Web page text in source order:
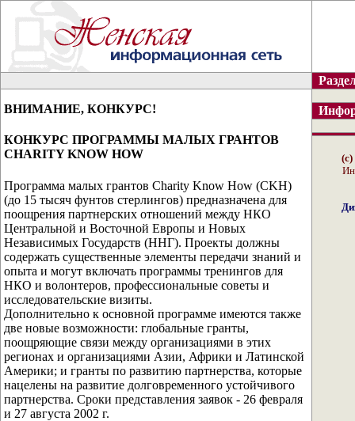
ВНИМАНИЕ, КОНКУРС!
КОНКУРС ПРОГРАММЫ МАЛЫХ ГРАНТОВ
CHARITY KNOW HOW
Программа малых грантов Charity Know How (CKH)
(до 15 тысяч фунтов стерлингов) предназначена для
поощрения партнерских отношений между НКО
Центральной и Восточной Европы и Новых
Независимых Государств (ННГ). Проекты должны
содержать существенные элементы передачи знаний и
опыта и могут включать программы тренингов для
НКО и волонтеров, профессиональные советы и
исследовательские визиты.
Дополнительно к основной программе имеются также
две новые возможности: глобальные гранты,
поощряющие связи между организациями в этих
регионах и организациями Азии, Африки и Латинской
Америки; и гранты по развитию партнерства, которые
нацелены на развитие долговременного устойчивого
партнерства. Сроки представления заявок - 26 февраля
и 27 августа 2002 г.